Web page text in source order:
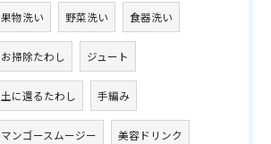
果物洗い 野菜洗い 食器洗い
お掃除たわし ジュート
土に還るたわし 手編み
マンゴースムージー 美容ドリンク